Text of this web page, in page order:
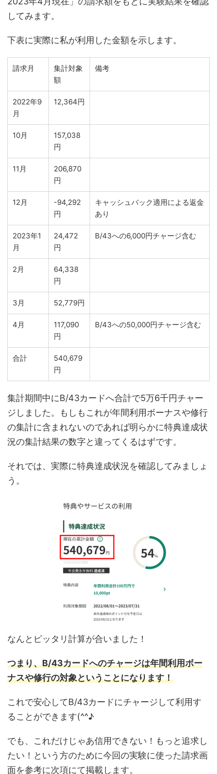
してみます。
下表に実際に私が利用した金額を示します。
請求月
集計対象
額
備考
2022年9
月
12,364円
10月
157,038
円
11月
206,870
円
12月
-94,292
円
キャッシュバック適用による返金
あり
2023年1
月
24,472
円
B/43への6,000円チャージ含む
2月
64,338
円
3月 52,779円
4月
117,090
円
B/43への50,000円チャージ含む
合計
540,679
円
集計期間中にB/43カードへ合計で5万6千円チャー
ジしました。もしもこれが年間利用ボーナスや修行
の集計に含まれないのであれば明らかに特典達成状
況の集計結果の数字と違ってくるはずです。
それでは、実際に特典達成状況を確認してみましょ
う。
なんとピッタリ計算が合いました！
つまり、B/43カードへのチャージは年間利用ボー
ナスや修行の対象ということになります！
これで安心してB/43カードにチャージして利用す
ることができます(^^♪
でも、これだけじゃあ信用できない！もっと追求し
たい！という方のために今回の実験に使った請求画
面を参考に次項にて掲載します。